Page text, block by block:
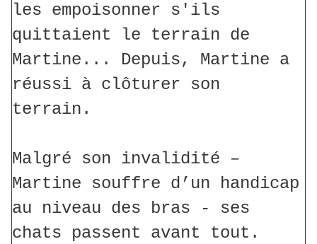
les empoisonner s'ils
quittaient le terrain de
Martine... Depuis, Martine a
réussi à clôturer son
terrain.
Malgré son invalidité –
Martine souffre d’un handicap
au niveau des bras - ses
chats passent avant tout.